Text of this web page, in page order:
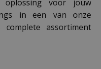
voor jouw
in een van onze
assortiment